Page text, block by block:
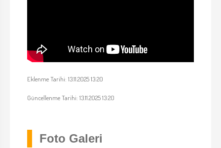
Eklenme Tarihi: 13.11.2025 13:20
Güncellenme Tarihi: 13.11.2025 13:20
Foto Galeri